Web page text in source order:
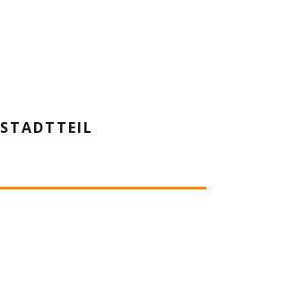
STADTTEIL